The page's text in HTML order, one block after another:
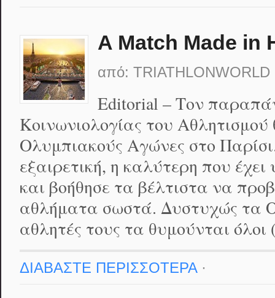
A Match Made in
από: TRIATHLONWORLD
Editorial – Τον
Κοινωνιολογίας του
Ολυμπιακούς Αγώνες στο
εξαιρετική, η καλύτερη που
και βοήθησε τα βέλτιστα να
αθλήματα σωστά. Δυστυχώς τα
αθλητές τους τα θυμούνται
ΔΙΑΒΑΣΤΕ ΠΕΡΙΣΣΟΤΕΡΑ·